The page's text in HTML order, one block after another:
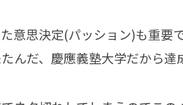
意思決定(パッション)も重要
んだ、慶應義塾大学だから